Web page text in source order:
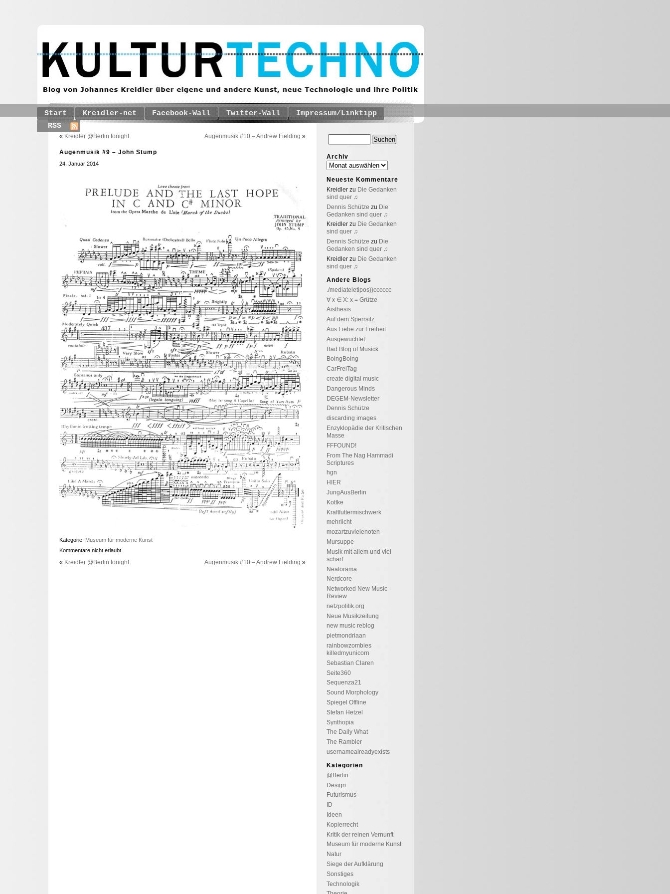
Start Kreidler-net Facebook-Wall Twitter-Wall
Impressum/Linktipp
RSS
« Kreidler @Berlin tonight Augenmusik #10 – Andrew Fielding »
Augenmusik #9 – John Stump
24. Januar 2014
Kategorie: Museum für moderne Kunst
Kommentare nicht erlaubt
« Kreidler @Berlin tonight Augenmusik #10 – Andrew Fielding »
Archiv
Neueste Kommentare
Kreidler zu Die Gedanken
sind quer ♫
Dennis Schütze zu Die
Gedanken sind quer ♫
Kreidler zu Die Gedanken
sind quer ♫
Dennis Schütze zu Die
Gedanken sind quer ♫
Kreidler zu Die Gedanken
sind quer ♫
Andere Blogs
./mediateletipos))cccccc
∀ x ∈ X: x = Grütze
Aisthesis
Auf dem Sperrsitz
Aus Liebe zur Freiheit
Ausgewuchtet
Bad Blog of Musick
BoingBoing
CarFreiTag
create digital music
Dangerous Minds
DEGEM-Newsletter
Dennis Schütze
discarding images
Enzyklopädie der Kritischen
Masse
FFFOUND!
From The Nag Hammadi
Scriptures
hgn
HIER
JungAusBerlin
Kottke
Kraftfuttermischwerk
mehrlicht
mozartzuvielenoten
Mursuppe
Musik mit allem und viel
scharf
Neatorama
Nerdcore
Networked New Music
Review
netzpolitik.org
Neue Musikzeitung
new music reblog
pietmondriaan
rainbowzombies
killedmyunicorn
Sebastian Claren
Seite360
Sequenza21
Sound Morphology
Spiegel Offline
Stefan Hetzel
Synthopia
The Daily What
The Rambler
usernamealreadyexists
Kategorien
@Berlin
Design
Futurismus
ID
Ideen
Kopierrecht
Kritik der reinen Vernunft
Museum für moderne Kunst
Natur
Siege der Aufklärung
Sonstiges
Technologik